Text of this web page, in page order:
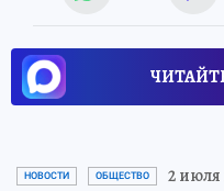
НОВОСТИ ОБЩЕСТВО 2 июля